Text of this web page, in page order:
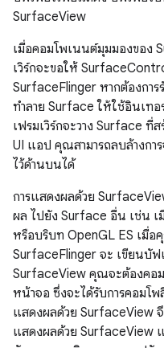
SurfaceView
เมื่อคอมโพเนนต์มุมมองของ
เวิร์กจะขอให้
SurfaceFlinger หากต้องการ
ทำลาย Surface ให้ใช้อินเทอ
เฟรมเวิร์กจะวาง Surface ที่
UI แอป คุณสามารถลบล้างกา
ไว้ด้านบนได้
การแสดงผลด้วย
ผล ไปยัง Surface อื่น เช่น
หรือบริบท OpenGL ES เมื่
SurfaceFlinger จะ เขียนบัฟ
SurfaceView คุณจะต้องคอ
หน้าจอ ซึ่งจะได้รับการคอมโ
แสดงผลด้วย SurfaceView
แสดงผลด้วย SurfaceView